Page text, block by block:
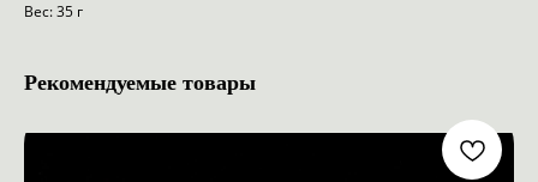
Вес: 35 г
Рекомендуемые товары